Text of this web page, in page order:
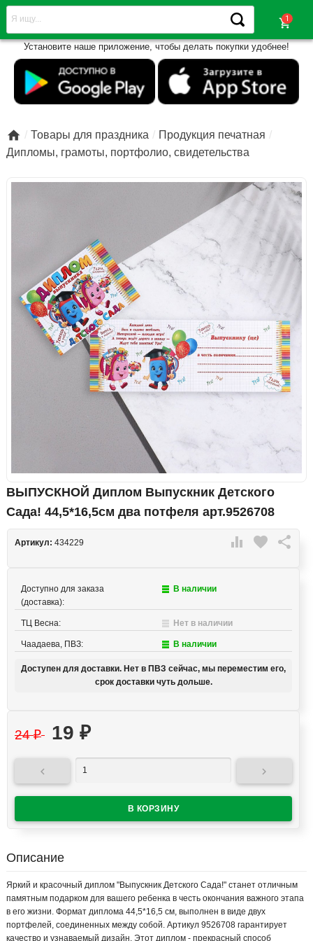
shopping_cart
Установите наше приложение, чтобы делать покупки удобнее!
 Товары для праздника
Продукция печатная
Дипломы, грамоты, портфолио, свидетельства
ВЫПУСКНОЙ Диплом Выпускник Детского
Сада! 44,5*16,5см два потфеля арт.9526708
 favorite 
Артикул: 434229
Доступно для заказа
(доставка):
В наличии
ТЦ Весна: Нет в наличии
Чаадаева, ПВЗ: В наличии
Доступен для доставки. Нет в ПВЗ сейчас, мы переместим его,
срок доставки чуть дольше.
24₽ 19 ₽
 
Описание
Яркий и красочный диплом "Выпускник Детского Сада!" станет отличным
памятным подарком для вашего ребенка в честь окончания важного этапа
в его жизни. Формат диплома 44,5*16,5 см, выполнен в виде двух
портфелей, соединенных между собой. Артикул 9526708 гарантирует
качество и узнаваемый дизайн. Этот диплом - прекрасный способ